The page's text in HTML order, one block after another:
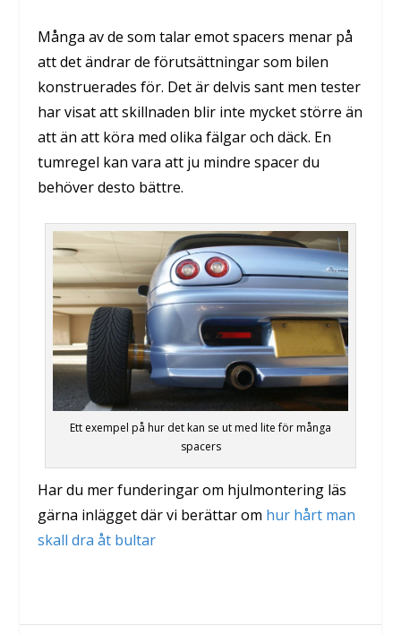
Många av de som talar emot spacers menar på
att det ändrar de förutsättningar som bilen
konstruerades för. Det är delvis sant men tester
har visat att skillnaden blir inte mycket större än
att än att köra med olika fälgar och däck. En
tumregel kan vara att ju mindre spacer du
behöver desto bättre.
Ett exempel på hur det kan se ut med lite för många
spacers
Har du mer funderingar om hjulmontering läs
gärna inlägget där vi berättar om hur hårt man
skall dra åt bultar